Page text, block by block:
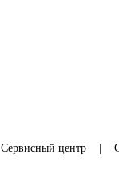
Сервисный центр|